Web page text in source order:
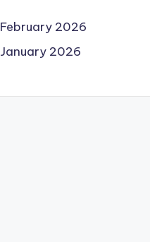
February 2026
January 2026